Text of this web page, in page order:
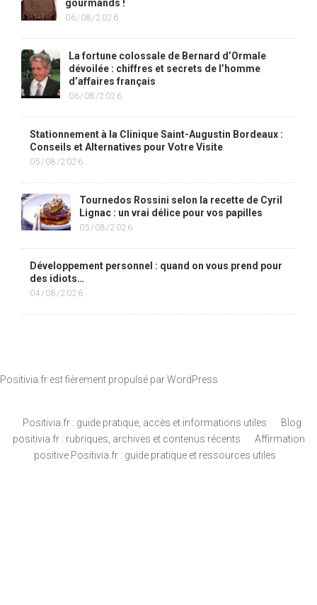
gourmands !
06/08/2026
La fortune colossale de Bernard d’Ormale
dévoilée : chiffres et secrets de l’homme
d’affaires français
06/08/2026
Stationnement à la Clinique Saint-Augustin Bordeaux :
Conseils et Alternatives pour Votre Visite
05/08/2026
Tournedos Rossini selon la recette de Cyril
Lignac : un vrai délice pour vos papilles
05/08/2026
Développement personnel : quand on vous prend pour
des idiots…
04/08/2026
Positivia.fr est fièrement propulsé parWordPress
Positivia.fr : guide pratique, accès et informations utiles
Blog
positivia.fr : rubriques, archives et contenus récents
Affirmation
positive Positivia.fr : guide pratique et ressources utiles